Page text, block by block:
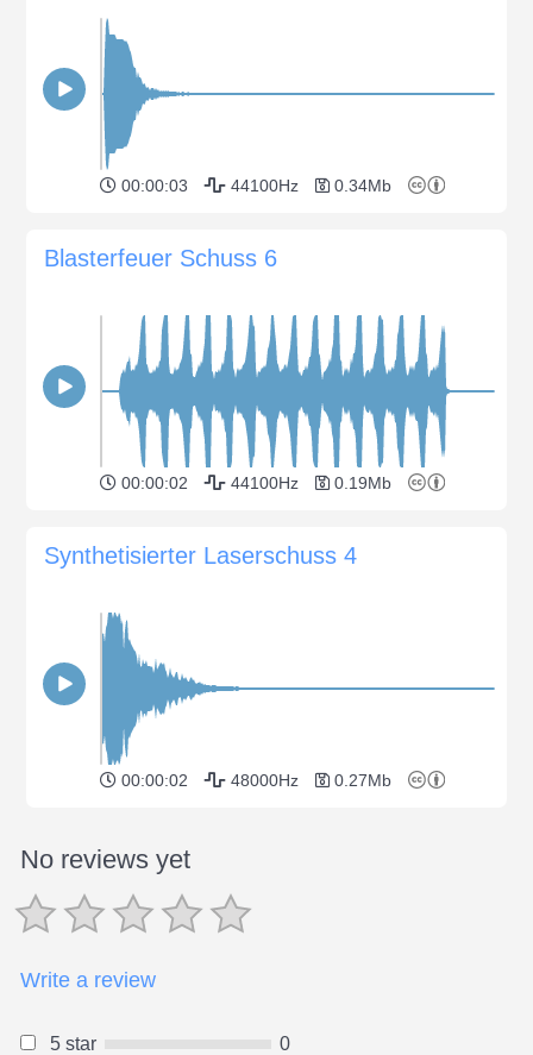
00:00:03 44100Hz 0.34Mb
Blasterfeuer Schuss 6
00:00:02 44100Hz 0.19Mb
Synthetisierter Laserschuss 4
00:00:02 48000Hz 0.27Mb
No reviews yet
Write a review
5 star 0